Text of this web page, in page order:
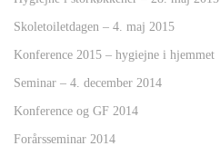
Skoletoiletdagen – 4. maj 2015
Konference 2015 – hygiejne i hjemmet
Seminar – 4. december 2014
Konference og GF 2014
Forårsseminar 2014